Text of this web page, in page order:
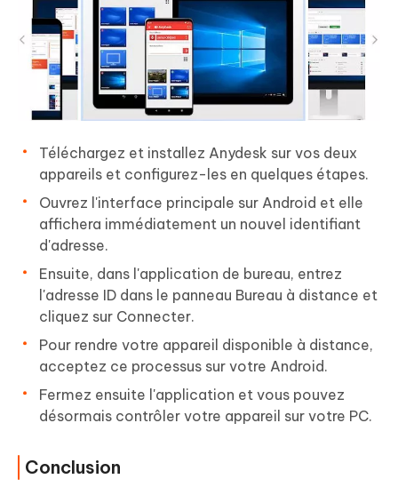
Téléchargez et installez Anydesk sur vos deux
appareils et configurez-les en quelques étapes.
Ouvrez l'interface principale sur Android et elle
affichera immédiatement un nouvel identifiant
d'adresse.
Ensuite, dans l'application de bureau, entrez
l'adresse ID dans le panneau Bureau à distance et
cliquez sur Connecter.
Pour rendre votre appareil disponible à distance,
acceptez ce processus sur votre Android.
Fermez ensuite l'application et vous pouvez
désormais contrôler votre appareil sur votre PC.
Conclusion